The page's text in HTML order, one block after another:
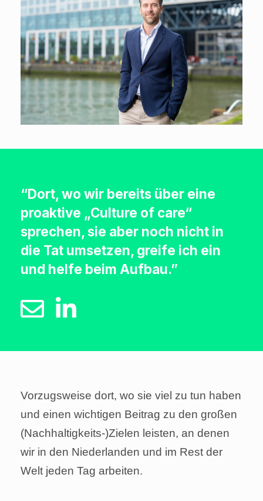
“Dort, wo wir bereits über eine
proaktive „Culture of care“
sprechen, sie aber noch nicht in
die Tat umsetzen, greife ich ein
und helfe beim Aufbau.”
Vorzugsweise dort, wo sie viel zu tun haben
und einen wichtigen Beitrag zu den großen
(Nachhaltigkeits-)Zielen leisten, an denen
wir in den Niederlanden und im Rest der
Welt jeden Tag arbeiten.